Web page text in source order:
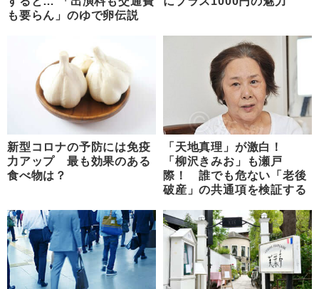
も要らん」のゆで卵伝説
新型コロナの予防には免疫
力アップ 最も効果のある
食べ物は？
「天地真理」が激白！
「柳沢きみお」も瀬戸
際！ 誰でも危ない「老後
破産」の共通項を検証する